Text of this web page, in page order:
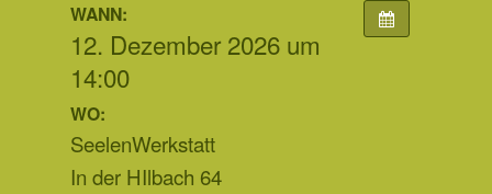
WANN:
12. Dezember 2026 um
14:00
WO:
SeelenWerkstatt
In der HIlbach 64